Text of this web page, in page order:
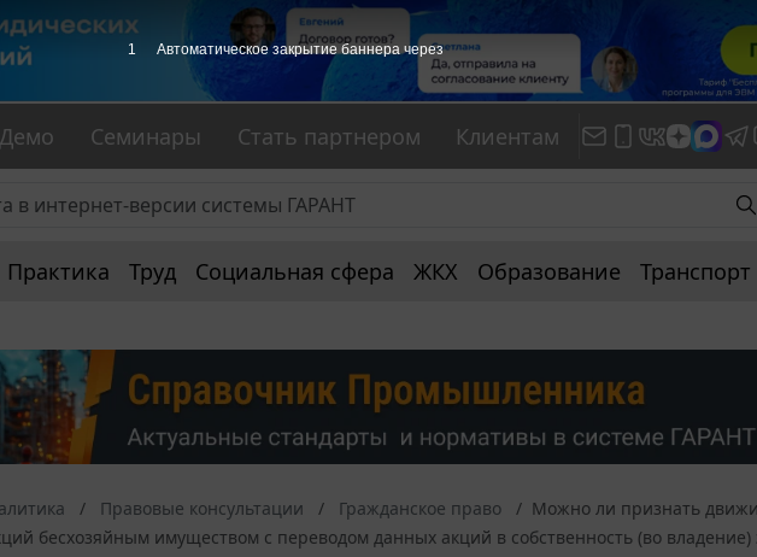
Демо Семинары Стать партнером Клиентам
Практика Труд Социальная сфера ЖКХ Образование Транспорт
Правовые консультации Гражданское право
Можно ли признать
бесхозяйным имуществом с переводом данных акций в собственность (во
1 Автоматическое закрытие баннера через